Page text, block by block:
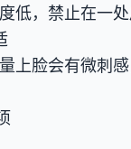
低，禁止在一
上脸会有微刺